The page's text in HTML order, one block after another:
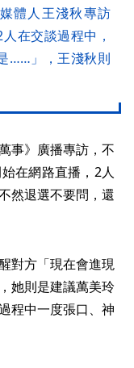
體人王淺秋專訪
在交談過程中，
……」，王淺秋則
事》廣播專訪，不
在網路直播，2人
然退選不要問，還
對方「現在會進現
她則是建議萬美玲
程中一度張口、神